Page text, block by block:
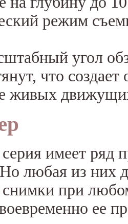
режим
угол
что
живых
имеет ряд
любая из них
снимки при
ее